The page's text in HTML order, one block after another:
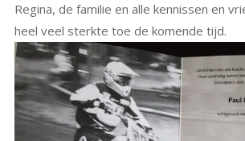
Regina, de familie en alle kennissen en
heel veel sterkte toe de komende tijd.